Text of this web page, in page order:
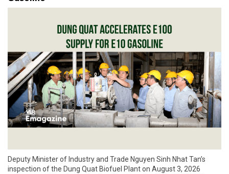
Deputy Minister of Industry and Trade Nguyen Sinh Nhat Tan’s
inspection of the Dung Quat Biofuel Plant on August 3, 2026